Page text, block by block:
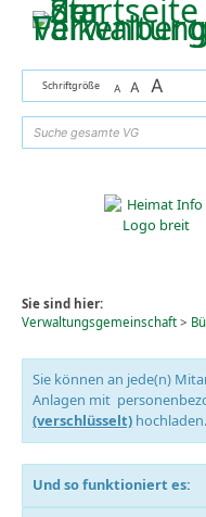
Zum Inhalt,zur Navigationoder
Schriftgröße A A A
Sie sind hier:
Verwaltungsgemeinschaft>
Sie können an jede(n)
Anlagen mit
(verschlüsselt) hochladen.
Und so funktioniert es: